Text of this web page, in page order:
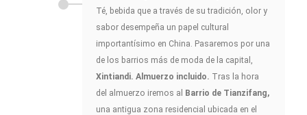
Té, bebida que a través de su tradición, olor y
sabor desempeña un papel cultural
importantísimo en China. Pasaremos por una
de los barrios más de moda de la capital,
Xintiandi. Almuerzo incluido. Tras la hora
del almuerzo iremos al Barrio de Tianzifang,
una antigua zona residencial ubicada en el